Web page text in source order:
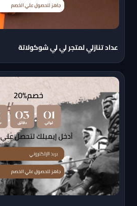
عداد تنازلي لمتجر لي لي شوكولاتة